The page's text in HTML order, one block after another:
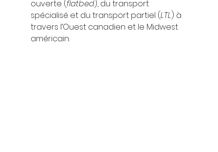
ouverte (flatbed), du transport
spécialisé et du transport partiel (LTL) à
travers l’Ouest canadien et le Midwest
américain.